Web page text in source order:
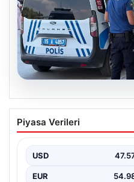
05.08.2026
Burdur’da Park Yeri
Baba ve Oğlu
anlaşmazlık, komşular
kanlı…
Piyasa Verileri
USD
EUR